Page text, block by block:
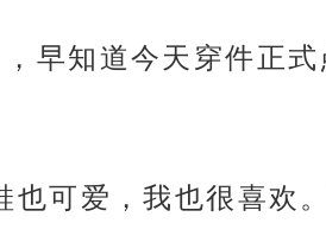
早知道今天穿件正
可爱，我也很喜欢